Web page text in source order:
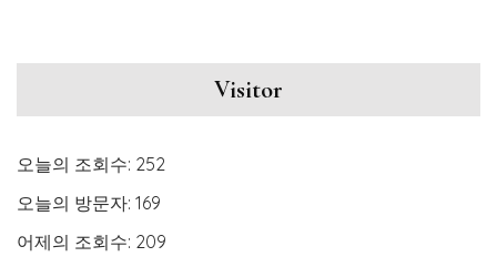
Visitor
오늘의 조회수: 252
오늘의 방문자: 169
어제의 조회수: 209